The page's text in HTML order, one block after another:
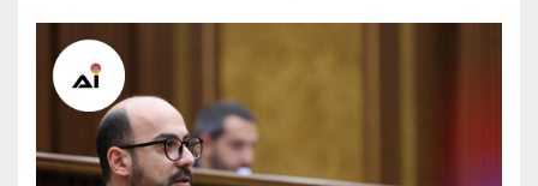
arménien